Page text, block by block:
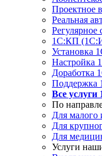
Проектное
Реальная
1С:КП
Установка
Настройка
Доработка
Поддержка
Все услуги
По
Для малого
Для
Для
Услуги